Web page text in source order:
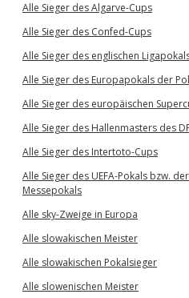
Alle Sieger des Algarve-Cups
Alle Sieger des Confed-Cups
Alle Sieger des englischen
Alle Sieger des Europapokals der
Alle Sieger des europäischen
Alle Sieger des Hallenmasters des
Alle Sieger des Intertoto-Cups
Alle Sieger des UEFA-Pokals bzw.
Messepokals
Alle sky-Zweige in Europa
Alle slowakischen Meister
Alle slowakischen Pokalsieger
Alle slowenischen Meister